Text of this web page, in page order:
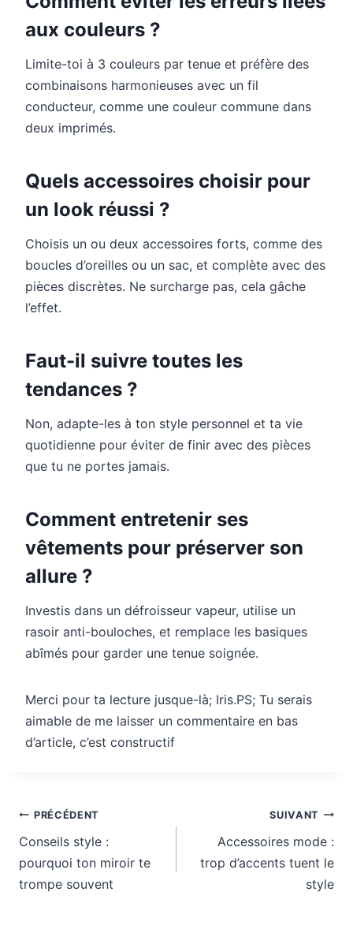
aux couleurs ?
Limite-toi à 3 couleurs par tenue et préfère des
combinaisons harmonieuses avec un fil
conducteur, comme une couleur commune dans
deux imprimés.
Quels accessoires choisir pour
un look réussi ?
Choisis un ou deux accessoires forts, comme des
boucles d’oreilles ou un sac, et complète avec des
pièces discrètes. Ne surcharge pas, cela gâche
l’effet.
Faut-il suivre toutes les
tendances ?
Non, adapte-les à ton style personnel et ta vie
quotidienne pour éviter de finir avec des pièces
que tu ne portes jamais.
Comment entretenir ses
vêtements pour préserver son
allure ?
Investis dans un défroisseur vapeur, utilise un
rasoir anti-bouloches, et remplace les basiques
abîmés pour garder une tenue soignée.
Merci pour ta lecture jusque-là; Iris.PS; Tu serais
aimable de me laisser un commentaire en bas
d’article, c’est constructif
Navigation
de
l’article
PRÉCÉDENT
Conseils style :
pourquoi ton miroir te
trompe souvent
SUIVANT
Accessoires mode :
trop d’accents tuent le
style